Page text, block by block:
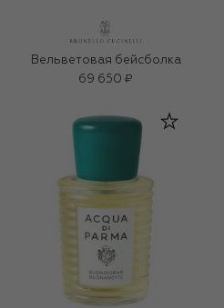
Вельветовая бейсболка
69 650 ₽